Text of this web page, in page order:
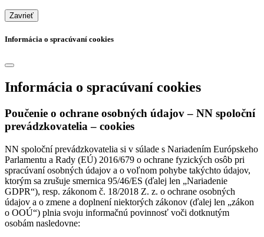
Zavrieť
Informácia o spracúvaní cookies
Informácia o spracúvaní cookies
Poučenie o ochrane osobných údajov – NN spoloční
prevádzkovatelia – cookies
NN spoloční prevádzkovatelia si v súlade s Nariadením Európskeho
Parlamentu a Rady (EÚ) 2016/679 o ochrane fyzických osôb pri
spracúvaní osobných údajov a o voľnom pohybe takýchto údajov,
ktorým sa zrušuje smernica 95/46/ES (ďalej len „Nariadenie
GDPR“), resp. zákonom č. 18/2018 Z. z. o ochrane osobných
údajov a o zmene a doplnení niektorých zákonov (ďalej len „zákon
o OOÚ“) plnia svoju informačnú povinnosť voči dotknutým
osobám nasledovne: